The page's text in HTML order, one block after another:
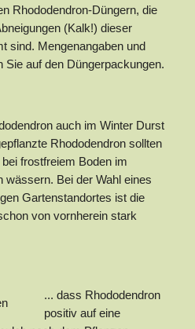
Rhododendron-Düngern, die
(Kalk!) dieser
sind. Mengenangaben und
Sie auf den Düngerpackungen.
auch im Winter Durst
Rhododendron sollten
frostfreiem Boden im
wässern. Bei der Wahl eines
Gartenstandortes ist die
von vornherein stark
... dass Rhododendron
positiv auf eine